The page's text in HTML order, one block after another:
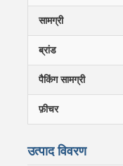
सामग्री
ब्रांड
पैकिंग सामग्री
फ़ीचर
उत्पाद विवरण